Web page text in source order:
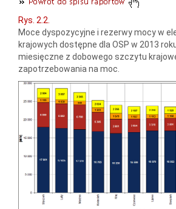
Rys. 2.2.
Moce dyspozycyjne i rezerwy mocy w
krajowych dostępne dla OSP w 2013
miesięczne z dobowego szczytu
zapotrzebowania na moc.